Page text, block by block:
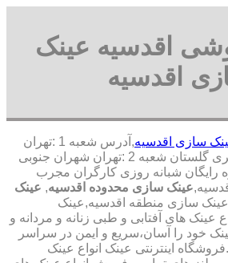
اقدسیه عینک
اقدسیه
سازی اقدسیه
,آدرس شعبه 1 :تهران
شاهین شمالی بیست متری گلستان شعبه 2 :تهران شهران جنوبی
رایگان شبانه روزی کارگران مجرب
عینک سازی محدوده اقدسیه, عینک
سازی منطقه اقدسیه,عینک
های آفتابی و طبی زنانه و مردانه و
خود را آسان،سریع و ایمن در سراسر
اینترنتی عینک انواع عینک